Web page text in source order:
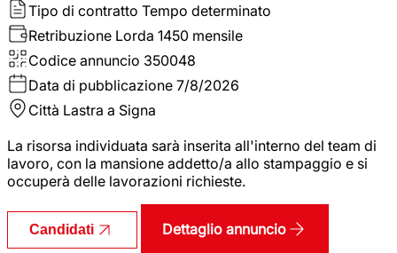
Tipo di contratto Tempo determinato
Retribuzione Lorda 1450 mensile
Codice annuncio 350048
Data di pubblicazione 7/8/2026
Città Lastra a Signa
La risorsa individuata sarà inserita all'interno del team di
lavoro, con la mansione addetto/a allo stampaggio e si
occuperà delle lavorazioni richieste.
Candidati Dettaglio annuncio